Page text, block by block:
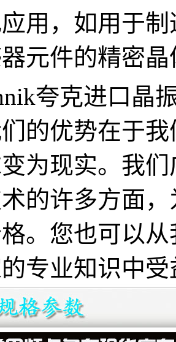
用，如用于
元件的精密晶
夸克进口晶
的优势在于
为现实。我
的许多方面
。 您也可以
专业知识中受